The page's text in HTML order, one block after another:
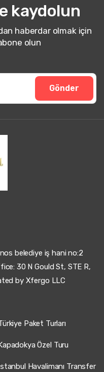
kaydolun
haberdar olmak için
olun
Gönder
belediye iş hani no:2
30 N Gould St, STE R,
by Xfergo LLC
Paket Turları
Kapadokya Özel Turu
Havalimanı Transfer